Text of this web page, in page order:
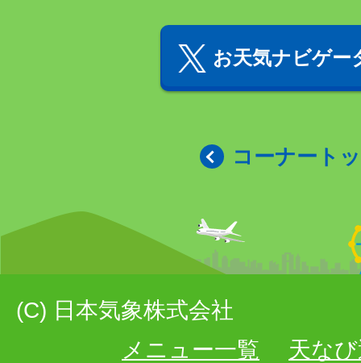
お天気ナビゲー
コーナート
(C) 日本気象株式会社
メニュー一覧
天な